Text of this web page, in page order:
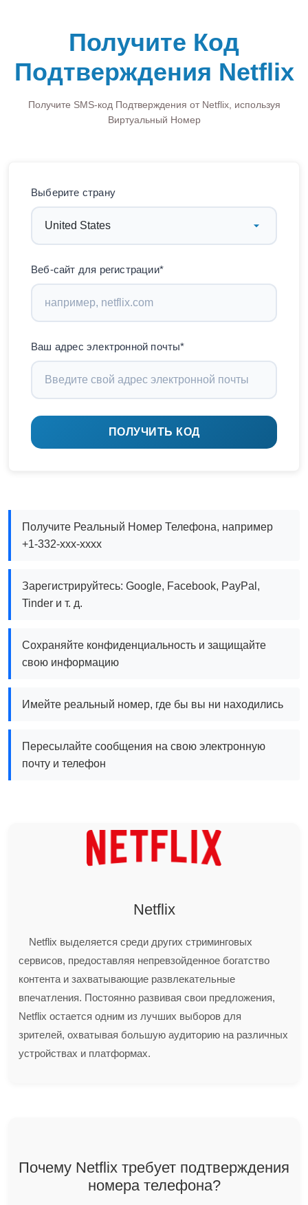
Получите Код
Подтверждения Netflix
Получите SMS-код Подтверждения от Netflix, используя
Виртуальный Номер
Выберите страну
Веб-сайт для регистрации*
Ваш адрес электронной почты*
ПОЛУЧИТЬ КОД
Получите Реальный Номер Телефона, например
+1-332-xxx-xxxx
Зарегистрируйтесь: Google, Facebook, PayPal,
Tinder и т. д.
Сохраняйте конфиденциальность и защищайте
свою информацию
Имейте реальный номер, где бы вы ни находились
Пересылайте сообщения на свою электронную
почту и телефон
Netflix
Netflix выделяется среди других стриминговых
сервисов, предоставляя непревзойденное богатство
контента и захватывающие развлекательные
впечатления. Постоянно развивая свои предложения,
Netflix остается одним из лучших выборов для
зрителей, охватывая большую аудиторию на различных
устройствах и платформах.
Почему Netflix требует подтверждения
номера телефона?